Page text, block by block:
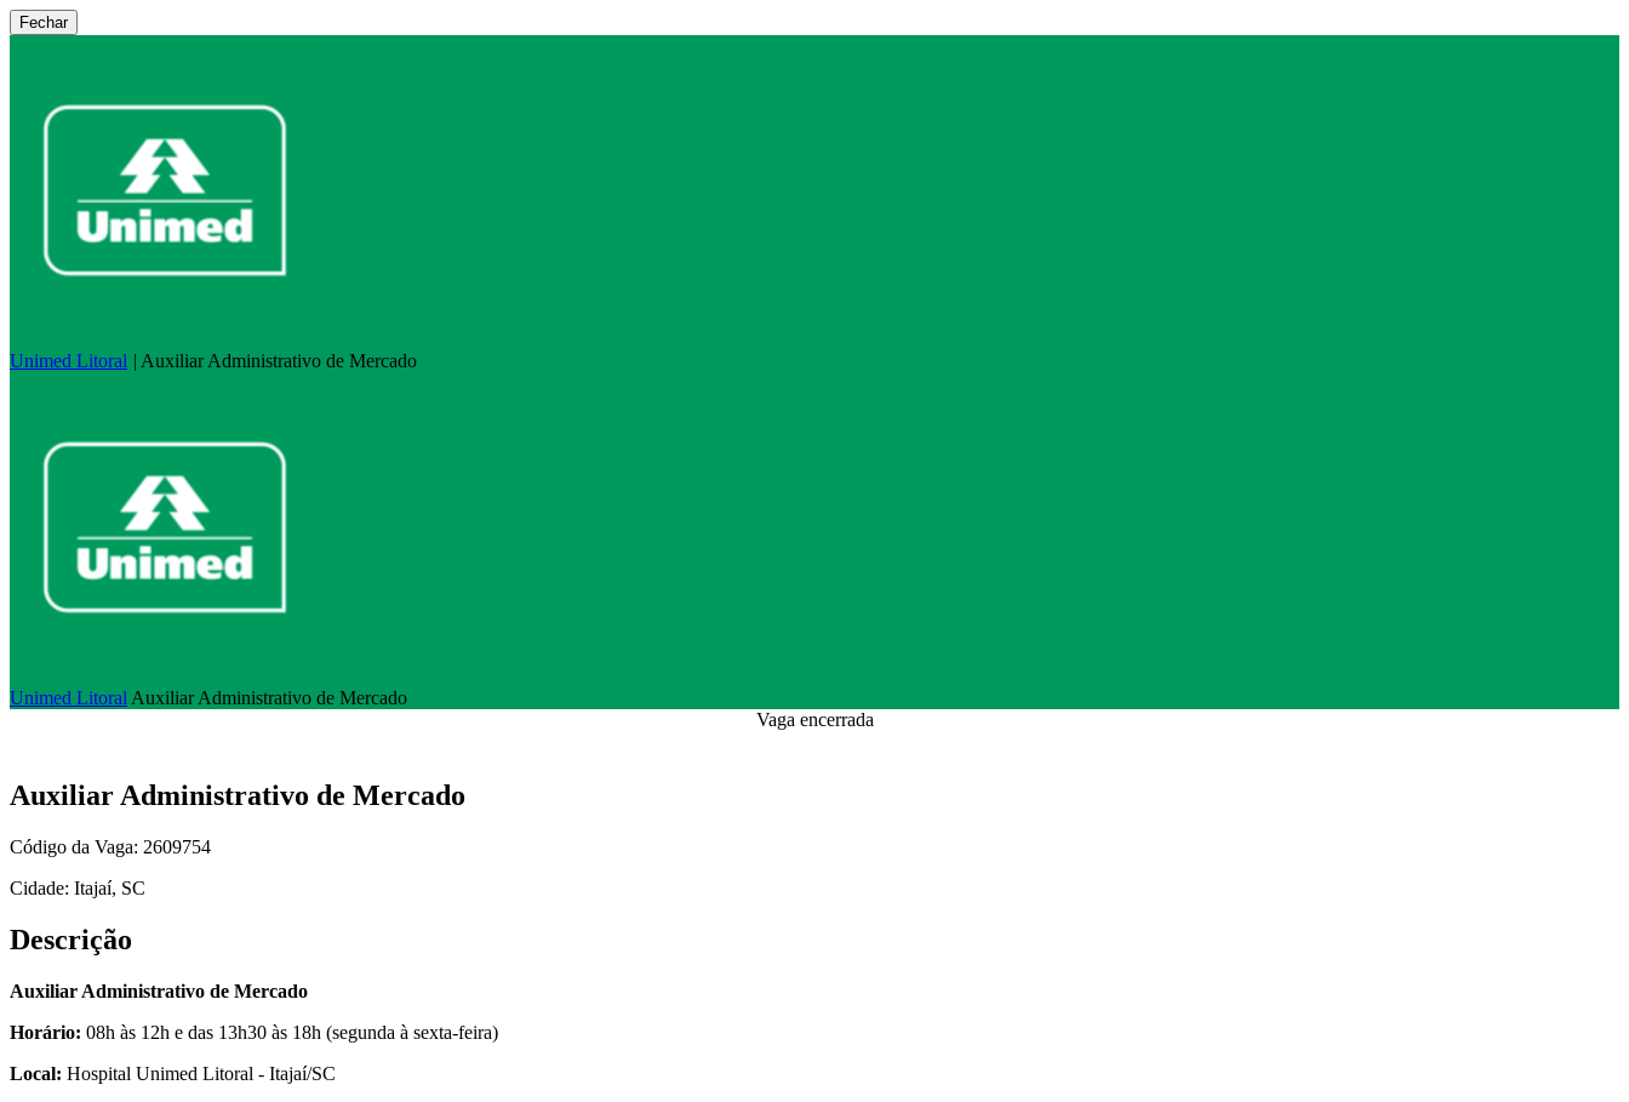
Fechar
Unimed Litoral | Auxiliar Administrativo de Mercado
Unimed Litoral Auxiliar Administrativo de Mercado
Vaga encerrada
Auxiliar Administrativo de Mercado
Código da Vaga: 2609754
Cidade: Itajaí, SC
Descrição
Auxiliar Administrativo de Mercado
Horário: 08h às 12h e das 13h30 às 18h (segunda à sexta-feira)
Local: Hospital Unimed Litoral - Itajaí/SC